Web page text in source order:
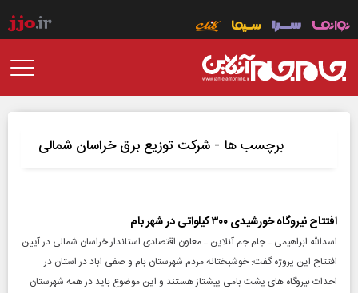
برچسب ها - شرکت توزیع برق خراسان شمالی
افتتاح نیروگاه خورشیدی ۳۰۰ کیلواتی در شهر بام
اسدالله ابراهیمی ـ جام جم آنلاین ـ معاون اقتصادی استاندار خراسان شمالی در آیین
افتتاح این پروژه گفت: خوشبختانه مردم شهرستان بام و صفی اباد در استان در
احداث نیروگاه های پشت بامی پیشتاز هستند و این موضوع باید در همه شهرستان